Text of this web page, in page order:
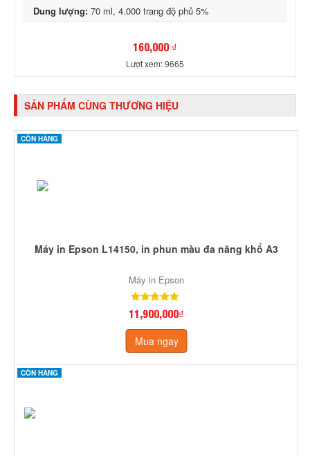
Dung lượng: 70 ml, 4.000 trang độ phủ 5%
160,000 ₫
Lượt xem: 9665
SẢN PHẨM CÙNG THƯƠNG HIỆU
CÒN HÀNG
Máy in Epson L14150, in phun màu đa năng khổ A3
Máy in Epson
11,900,000₫
Mua ngay
CÒN HÀNG